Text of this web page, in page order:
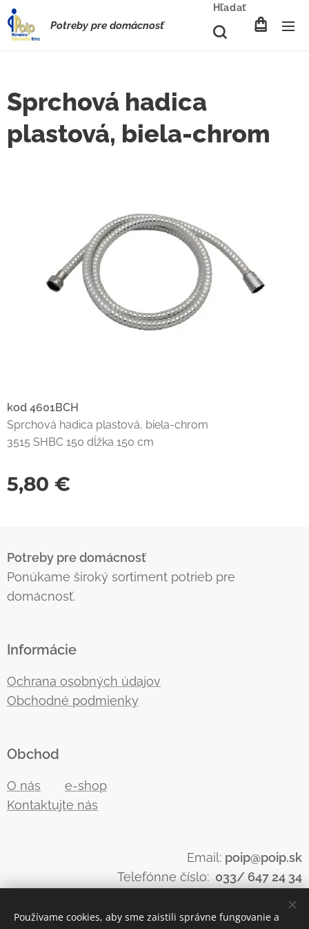
Potreby pre domácnosť
Hľadať
Sprchová hadica
plastová, biela-chrom
kod 4601BCH
Sprchová hadica plastová, biela-chrom
3515 SHBC 150 dĺžka 150 cm
5,80 €
Potreby pre domácnosť
Ponúkame široký sortiment potrieb pre
domácnosť.
Informácie
Ochrana osobných údajov
Obchodné podmienky
Obchod
O nás
e-shop
Kontaktujte nás
Email: poip@poip.sk
Telefónne číslo: 033/ 647 24 34
Používame cookies, aby sme zaistili správne fungovanie a